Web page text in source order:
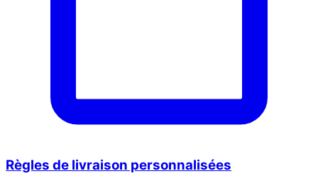
Règles de livraison personnalisées